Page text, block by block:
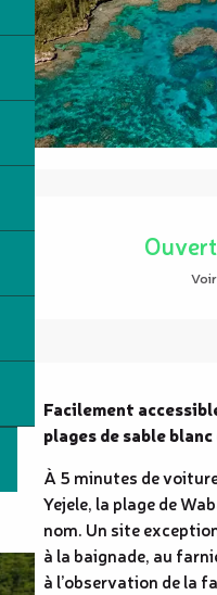
Facilement
plages de sable
À 5 minutes de
Yejele, la plage de
nom. Un site
à la baignade, au
à l’observation de la